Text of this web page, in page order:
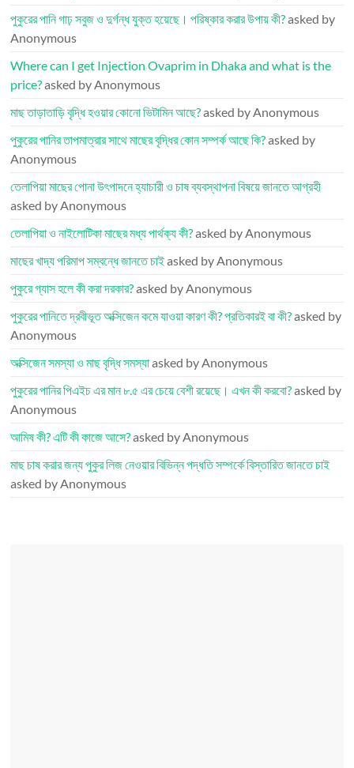
পুকুরের পানি গাঢ় সবুজ ও দুর্গন্ধ যুক্ত হয়েছে। পরিষ্কার করার উপায় কী?asked by
Anonymous
Where can I get Injection Ovaprim in Dhaka and what is the
price?asked by Anonymous
মাছ তাড়াতাড়ি বৃদ্ধি হওয়ার কোনো ভিটামিন আছে?asked by Anonymous
পুকুরের পানির তাপমাত্রার সাথে মাছের বৃদ্ধির কোন সম্পর্ক আছে কি?asked by
Anonymous
তেলাপিয়া মাছের পোনা উৎপাদনে হ্যাচারী ও চাষ ব্যবস্থাপনা বিষয়ে জানতে আগ্রহী
asked by Anonymous
তেলাপিয়া ও নাইলোটিকা মাছের মধ্য পার্থক্য কী?asked by Anonymous
মাছের খাদ্য পরিমাপ সম্বন্ধে জানতে চাইasked by Anonymous
পুকুরে গ্যাস হলে কী করা দরকার?asked by Anonymous
পুকুরের পানিতে দ্রবীভূত অক্সিজেন কমে যাওয়া কারণ কী? প্রতিকারই বা কী?asked by
Anonymous
অক্সিজেন সমস্যা ও মাছ বৃদ্ধি সমস্যাasked by Anonymous
পুকুরের পানির পিএইচ এর মান ৮.৫ এর চেয়ে বেশী রয়েছে। এখন কী করবো?asked by
Anonymous
আমিষ কী? এটি কী কাজে আসে?asked by Anonymous
মাছ চাষ করার জন্য পুকুর লিজ নেওয়ার বিভিন্ন পদ্ধতি সম্পর্কে বিস্তারিত জানতে চাই
asked by Anonymous